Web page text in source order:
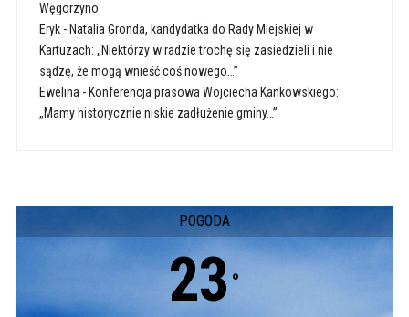
Węgorzyno
Eryk- Natalia Gronda, kandydatka do Rady Miejskiej w
Kartuzach: „Niektórzy w radzie trochę się zasiedzieli i nie
sądzę, że mogą wnieść coś nowego…”
Ewelina - Konferencja prasowa Wojciecha Kankowskiego:
„Mamy historycznie niskie zadłużenie gminy…”
POGODA
23 °